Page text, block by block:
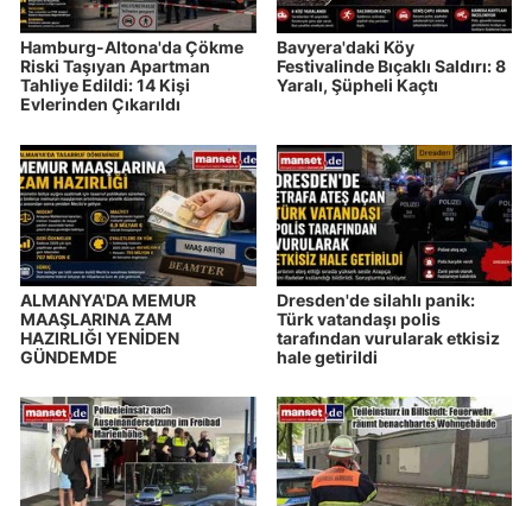
Hamburg-Altona'da Çökme
Riski Taşıyan Apartman
Tahliye Edildi: 14 Kişi
Evlerinden Çıkarıldı
Bavyera'daki Köy
Festivalinde Bıçaklı Saldırı: 8
Yaralı, Şüpheli Kaçtı
ALMANYA'DA MEMUR
MAAŞLARINA ZAM
HAZIRLIĞI YENİDEN
GÜNDEMDE
Dresden'de silahlı panik:
Türk vatandaşı polis
tarafından vurularak etkisiz
hale getirildi